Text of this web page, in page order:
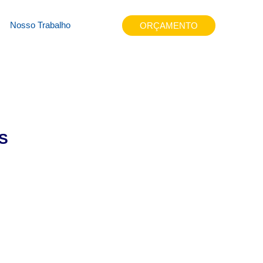
Nosso Trabalho ORÇAMENTO